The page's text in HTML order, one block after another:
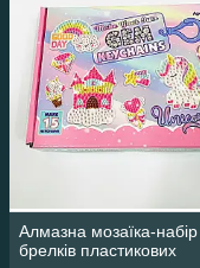
Алмазна мозаїка-набір
брелків пластикових